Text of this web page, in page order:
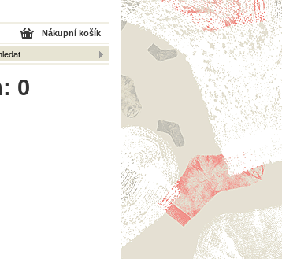
Nákupní košík
0